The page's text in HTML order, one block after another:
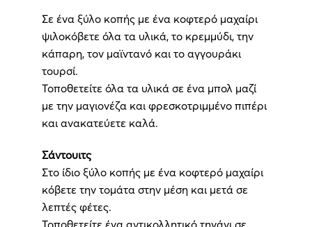
Σε ένα ξύλο κοπής με ένα κοφτερό μαχαίρι
ψιλοκόβετε όλα τα υλικά, το κρεμμύδι, την
κάπαρη, τον μαϊντανό και το αγγουράκι
τουρσί.
Τοποθετείτε όλα τα υλικά σε ένα μπολ μαζί
με την μαγιονέζα και φρεσκοτριμμένο πιπέρι
και ανακατεύετε καλά.
Σάντουιτς
Στο ίδιο ξύλο κοπής με ένα κοφτερό μαχαίρι
κόβετε την τομάτα στην μέση και μετά σε
λεπτές φέτες.
Τοποθετείτε ένα αντικολλητικό τηγάνι σε